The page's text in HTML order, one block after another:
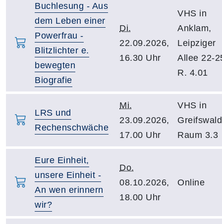
Buchlesung - Aus
dem Leben einer
Powerfrau -
Blitzlichter e.
bewegten
Biografie
Di.
22.09.2026,
16.30 Uhr
VHS in
Anklam,
Leipziger
Allee 22-
R. 4.01
LRS und
Rechenschwäche
Mi.
23.09.2026,
17.00 Uhr
VHS in
Raum 3.3
Eure Einheit,
unsere Einheit -
An wen erinnern
wir?
Do.
08.10.2026,
18.00 Uhr
Online